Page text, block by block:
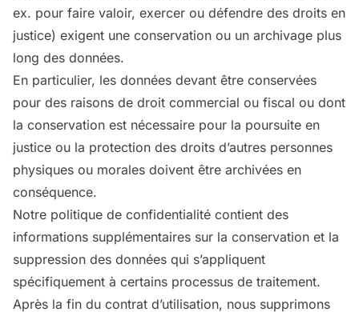
ex. pour faire valoir, exercer ou défendre des droits en
justice) exigent une conservation ou un archivage plus
long des données.
En particulier, les données devant être conservées
pour des raisons de droit commercial ou fiscal ou dont
la conservation est nécessaire pour la poursuite en
justice ou la protection des droits d’autres personnes
physiques ou morales doivent être archivées en
conséquence.
Notre politique de confidentialité contient des
informations supplémentaires sur la conservation et la
suppression des données qui s’appliquent
spécifiquement à certains processus de traitement.
Après la fin du contrat d’utilisation, nous supprimons